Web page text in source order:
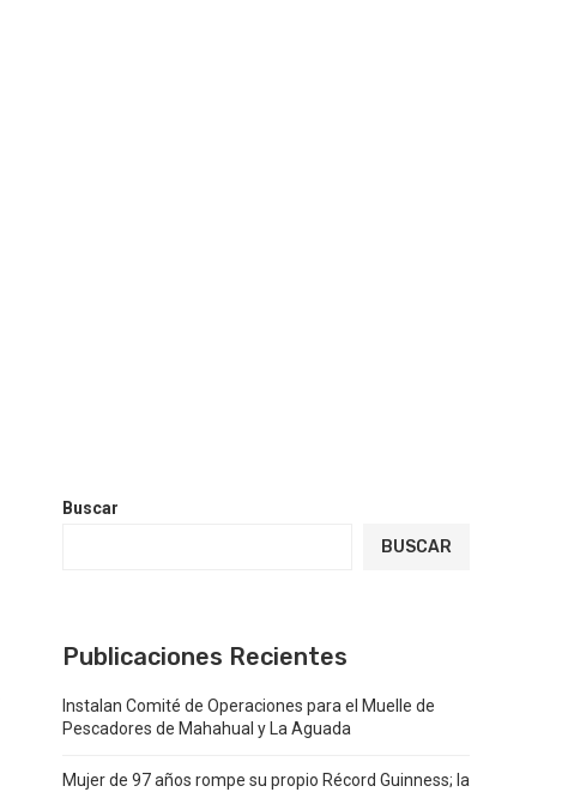
Buscar
BUSCAR
Publicaciones Recientes
Instalan Comité de Operaciones para el Muelle de
Pescadores de Mahahual y La Aguada
Mujer de 97 años rompe su propio Récord Guinness; la